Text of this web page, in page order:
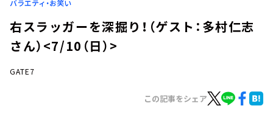
バラエティ・お笑い
右スラッガーを深掘り！（ゲスト：多村仁志
さん）<7/10（日）>
GATE7
この記事をシェア